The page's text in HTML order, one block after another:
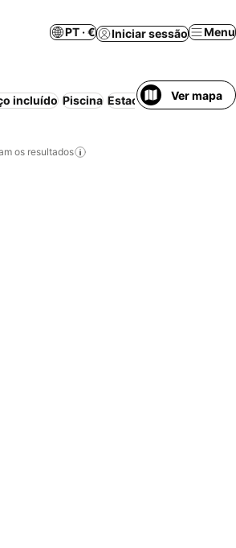
PT · € Iniciar sessão Menu
incluído Piscina EstacionamentoVer mapa
os resultados